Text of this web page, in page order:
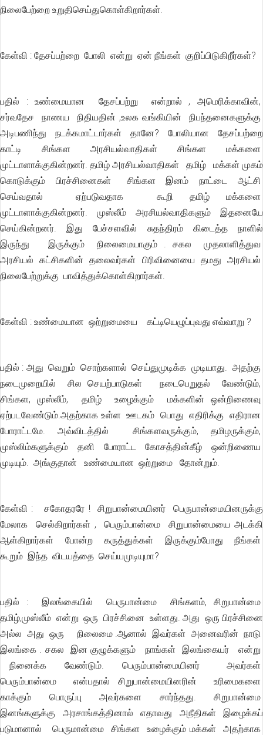
நிலைபேற்றை உறுதிசெய்துகொள்கிறார்கள்.
கேள்வி : தேசப்பற்றை போலி என்று ஏன் நீங்கள் குறிப்பிடுகிறீர்கள்?
பதில் : உண்மையான தேசப்பற்று என்றால் , அமெரிக்காவின்,
சர்வதேச நாணய நிதியதின் ,உலக வங்கியின் நிபந்தனைகளுக்கு
அடிபணிந்து நடக்கமாட்டார்கள் தானே? போலியான தேசப்பற்றை
காட்டி சிங்கள அரசியல்வாதிகள் சிங்கள மக்களை
முட்டாளாக்குகின்றனர். தமிழ் அரசியல்வாதிகள் தமிழ் மக்கள் முகம்
கொடுக்கும் பிரச்சினைகள் சிங்கள இனம் நாட்டை ஆட்சி
செய்வதால் ஏற்படுவதாக கூறி தமிழ் மக்களை
முட்டாளாக்குகின்றனர். முஸ்லீம் அரசியல்வாதிகளும் இதனையே
செய்கின்றனர். இது பேச்சளவில் சுதந்திரம் கிடைத்த நாளில்
இருந்து இருக்கும் நிலைமையாகும் . சகல முதலாளித்துவ
அரசியல் கட்சிகளின் தலைவர்கள் பிரிவினையை தமது அரசியல்
நிலைபேற்றுக்கு பாவித்துக்கொள்கிறார்கள்.
கேள்வி : உண்மையான ஒற்றுமையை கட்டியெழுப்புவது எவ்வாறு ?
பதில் : அது வெறும் சொற்களால் செய்துமுடிக்க முடியாது. அதற்கு
நடைமுறையில் சில செயற்பாடுகள் நடைபெறுதல் வேண்டும்,
சிங்கள, முஸ்லீம், தமிழ் உழைக்கும் மக்களின் ஒன்றிணைவு
ஏற்படவேண்டும்.அதற்காக உள்ள ஊடகம் பொது எதிரிக்கு எதிரான
போராட்டமே. அவ்விடத்தில் சிங்களவருக்கும், தமிழருக்கும்,
முஸ்லிம்களுக்கும் தனி போராட்ட கோசத்தின்கீழ் ஒன்றிணைய
முடியும். அங்குதான் உண்மையான ஒற்றுமை தோன்றும்.
கேள்வி : சகோதரரே ! சிறுபான்மையினர் பெருபான்மையினருக்கு
மேலாக செல்கிறார்கள் , பெரும்பான்மை சிறுபான்மையை அடக்கி
ஆள்கிறார்கள் போன்ற கருத்துக்கள் இருக்கும்போது நீங்கள்
கூறும் இந்த விடயத்தை செய்யமுடியுமா?
பதில் : இலங்கையில் பெருபான்மை சிங்களம், சிறுபான்மை
தமிழ்,முஸ்லீம் என்று ஒரு பிரச்சினை உள்ளது. அது ஒரு பிரச்சினை
அல்ல அது ஒரு நிலைமை .ஆனால் இவர்கள் அனைவரின் நாடு
இலங்கை . சகல இன குழுக்களும் நாங்கள் இலங்கையர் என்று
நினைக்க வேண்டும். பெரும்பான்மையினர் அவர்கள்
பெரும்பான்மை என்பதால் சிறுபான்மையினரின் உரிமைகளை
காக்கும் பொருப்பு அவர்களை சார்ந்தது. சிறுபான்மை
இனங்களுக்கு அரசாங்கத்தினால் எதாவது அநீதிகள் இழைக்கப்
படுமானால் பெருமான்மை சிங்கள உழைக்கும் மக்கள் அதற்காக